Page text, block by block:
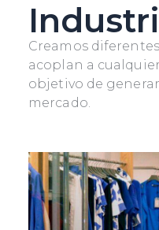
Creamos
acoplan a
objetivo de
mercado.